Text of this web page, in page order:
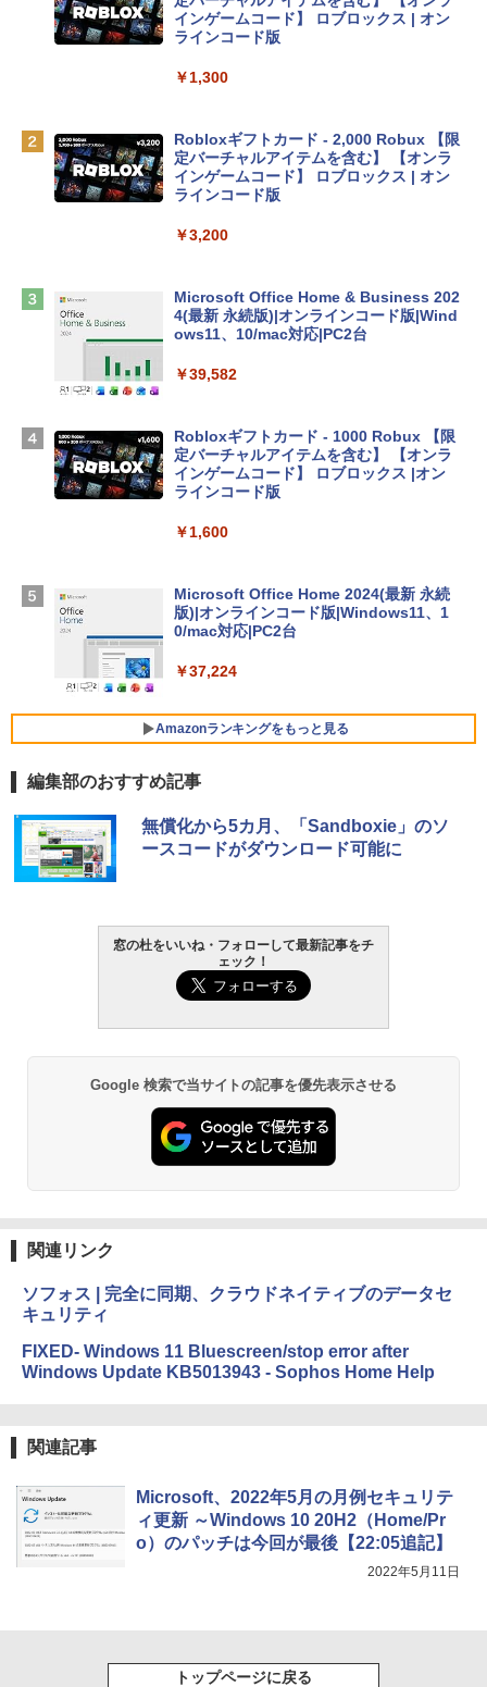
e Intelligence、Liquid Retinaディスプ
レイ、8GBメモリ、512GB SSD、1080p
ィゴ + 3年延長 AppleCare+ for 13インチ
￥162,598
tomtoc 360°保護 15.6 16インチ パソコ
book Lenovo対応
Apple 2026 MacBook Air M5チップ搭載
igence、13.6インチLiquid Retinaディ
ラ、Touch ID - ミッドナイト + 3年延長
AppleCare+ for 13インチMacBook Air
(M5)|ダウンロード版
￥347,600
ン 15-fd 15.6インチ 16GBメモリ 512GB
SSD インテル Core 5
￥129,800
ersonal/Copilotキー搭載/Win 11/15.6型/
Core i5/16GB/SSD 512GB/ホワイト) FM
インゲームコード】 ロブロックス | オン
ラインコード版
￥1,300
Robloxギフトカード - 2,000 Robux 【限
定バーチャルアイテムを含む】 【オンラ
インゲームコード】 ロブロックス | オン
ラインコード版
￥3,200
Microsoft Office Home & Business 202
4(最新 永続版)|オンラインコード版|Wind
ows11、10/mac対応|PC2台
￥39,582
Robloxギフトカード - 1000 Robux 【限
定バーチャルアイテムを含む】 【オンラ
インゲームコード】 ロブロックス |オン
ラインコード版
￥1,600
Microsoft Office Home 2024(最新 永続
版)|オンラインコード版|Windows11、1
0/mac対応|PC2台
￥37,224
Amazonランキングをもっと見る
生成AIパスポート公式テキスト 第４版
￥1,766
AIイラスト表現辞典: 思い通りの絵を引き
出す プロンプトの言葉 AI画像生成シリー
ズ (はぴーイラストLabo)
￥480
ClaudeCode いちばんやさしい 教科書:
非エンジニア 初心者 素人 でも安心 使い
方 マニュアル AI副業にもコンテンツ作成
にもKindle出版にも！ 非エンジニアのた
めのAIコーディング入門シリーズ
ードウェア・市販ソフトウェアのパーフ
ェクトリストと最新エミュレータ紹介
￥1,600
Amazon Kindle Paperwhite (16GB) 7イ
ンチディスプレイ、色調調節ライト、12
週間持続バッテリー、広告なし、ブラッ
Amazon Kindle - 目に優しい、かさばら
ない、大きな画面で読みやすい、6週間持
書籍リーダー、ブラック、16GB、広告な
￥19,980
Kindle Paperwhite シグニチャーエディ
ション (32GB) 7インチディスプレイ、明
るさ自動調整、色調調節ライト、12週間
ージ、防水、7インチカラーディスプレ
イ、色調調節ライト、最大8週間持続バッ
テリー、広告無し、ブラック (2025年発
New Amazon Kindle Scribe Colorsoft |
11インチカラーディスプレイ、64GBスト
レージ、ノート機能搭載、明るさ自動調
編集部のおすすめ記事
無償化から5カ月、「Sandboxie」のソ
ースコードがダウンロード可能に
窓の杜をいいね・フォローして最新記事をチ
ェック！
Google 検索で当サイトの記事を優先表示させる
関連リンク
ソフォス | 完全に同期、クラウドネイティブのデータセ
キュリティ
FIXED- Windows 11 Bluescreen/stop error after
Windows Update KB5013943 - Sophos Home Help
関連記事
Microsoft、2022年5月の月例セキュリテ
ィ更新 ～Windows 10 20H2（Home/Pr
o）のパッチは今回が最後【22:05追記】
2022年5月11日
トップページに戻る